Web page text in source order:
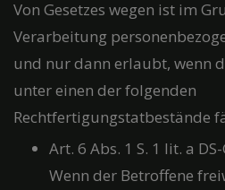
Von Gesetzes wegen ist im
Verarbeitung
und nur dann erlaubt, wenn
unter einen der folgenden
Rechtfertigungstatbestände
Art. 6 Abs. 1 S. 1 lit. a DS-
Wenn der Betroffene